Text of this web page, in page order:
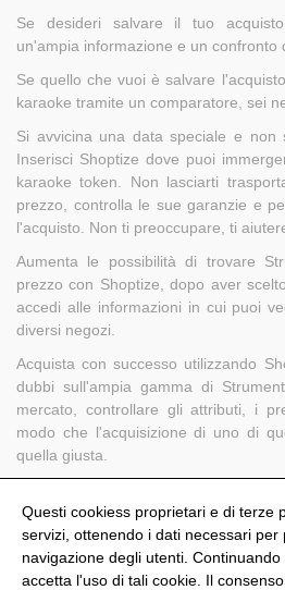
Se desideri salvare il tuo
un'ampia informazione e un confronto
Se quello che vuoi è salvare
karaoke tramite un comparatore, sei
Si avvicina una data speciale e non
Inserisci Shoptize dove puoi
karaoke token. Non lasciarti
prezzo, controlla le sue garanzie e
l'acquisto. Non ti preoccupare, ti
Aumenta le possibilità di trovare
prezzo con Shoptize, dopo aver
accedi alle informazioni in cui puoi
diversi negozi.
Acquista con successo utilizzando
dubbi sull'ampia gamma di
mercato, controllare gli attributi, i
modo che l'acquisizione di uno di
quella giusta.
karaoke.
Questi cookiess proprietari e di terze
servizi, ottenendo i dati necessari per
navigazione degli utenti.
accetta l'uso di tali cookie. Il